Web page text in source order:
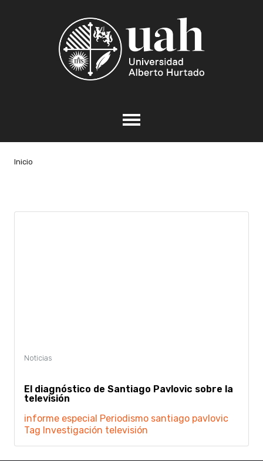
Inicio
El diagnóstico de Santiago Pavlovic sobre la
televisión
informe especial Periodismo santiago pavlovic
Tag Investigación televisión